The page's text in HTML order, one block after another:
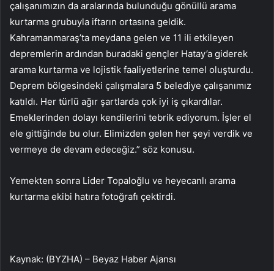
çalışanımızın da aralarında bulunduğu gönüllü arama
kurtarma grubuyla iftarın ortasına geldik.
Kahramanmaraş’ta meydana gelen ve 11 ili etkileyen
depremlerin ardından buradaki gençler Hatay’a giderek
arama kurtarma ve lojistik faaliyetlerine temel oluşturdu.
Deprem bölgesindeki çalışmalara 5 belediye çalışanımız
katıldı. Her türlü ağır şartlarda çok iyi iş çıkardılar.
Emeklerinden dolayı kendilerini tebrik ediyorum. İşler el
ele gittiğinde bu olur. Elimizden gelen her şeyi verdik ve
vermeye de devam edeceğiz.” söz konusu.
Yemekten sonra Lider Topaloğlu ve heyecanlı arama
kurtarma ekibi hatıra fotoğrafı çektirdi.
Kaynak: (BYZHA) – Beyaz Haber Ajansı